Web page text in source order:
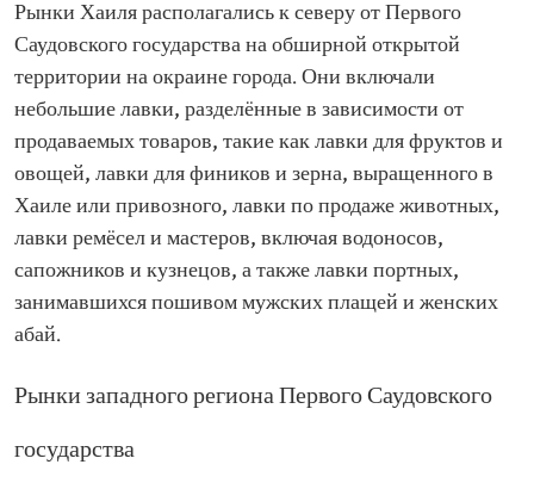
Рынки Хаиля располагались к северу от Первого
Саудовского государства на обширной открытой
территории на окраине города. Они включали
небольшие лавки, разделённые в зависимости от
продаваемых товаров, такие как лавки для фруктов и
овощей, лавки для фиников и зерна, выращенного в
Хаиле или привозного, лавки по продаже животных,
лавки ремёсел и мастеров, включая водоносов,
сапожников и кузнецов, а также лавки портных,
занимавшихся пошивом мужских плащей и женских
абай.
Рынки западного региона Первого Саудовского
государства